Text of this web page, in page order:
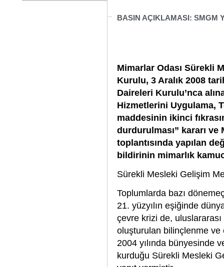
BASIN AÇIKLAMASI: SMGM
Mimarlar Odası Sürekli
Kurulu, 3 Aralık 2008
Daireleri Kurulu’nca
Hizmetlerini Uygulama,
maddesinin ikinci
durdurulması” kararı
toplantısında yapılan
bildirinin mimarlık
Sürekli Mesleki Gelişim
Toplumlarda bazı
21. yüzyılın eşiğinde
çevre krizi de, uluslararası
oluşturulan bilinçlenme ve
2004 yılında bünyesinde
kurduğu Sürekli Mesleki